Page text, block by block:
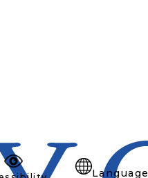
Language